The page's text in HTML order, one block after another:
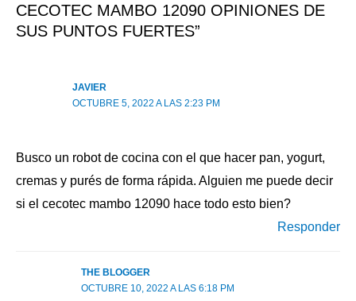
CECOTEC MAMBO 12090 OPINIONES DE
SUS PUNTOS FUERTES”
JAVIER
OCTUBRE 5, 2022 A LAS 2:23 PM
Busco un robot de cocina con el que hacer pan, yogurt,
cremas y purés de forma rápida. Alguien me puede decir
si el cecotec mambo 12090 hace todo esto bien?
Responder
THE BLOGGER
OCTUBRE 10, 2022 A LAS 6:18 PM